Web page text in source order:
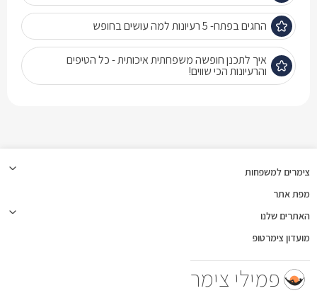
החגים בפתח- 5 רעיונות למה עושים בחופש
איך לתכנן חופשה משפחתית איכותית - כל הטיפים
והרעיונות הכי שווים!
פמילי צימר
צימרים למשפחות
מפת אתר
האתרים שלנו
מועדון צימרטופ